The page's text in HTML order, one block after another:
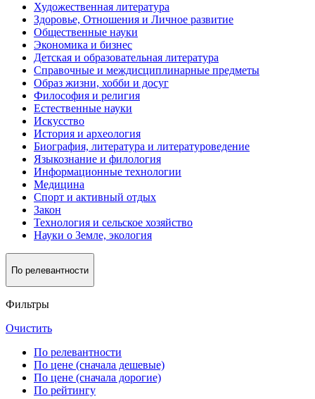
Художественная литература
Здоровье, Отношения и Личное развитие
Общественные науки
Экономика и бизнес
Детская и образовательная литература
Справочные и междисциплинарные предметы
Образ жизни, хобби и досуг
Философия и религия
Естественные науки
Искусство
История и археология
Биография, литература и литературоведение
Языкознание и филология
Информационные технологии
Медицина
Спорт и активный oтдых
Закон
Технология и сельское хозяйство
Науки о Земле, экология
По релевантности
Фильтры
Очистить
По релевантности
По цене (сначала дешевые)
По цене (сначала дорогие)
По рейтингу